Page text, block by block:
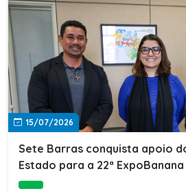
15/07/2026
Sete Barras conquista apoio
Estado para a 22ª ExpoBanana